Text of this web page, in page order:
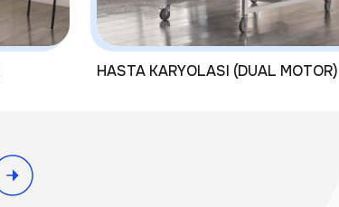
HASTA KARYOLASI (DUAL MOTOR)